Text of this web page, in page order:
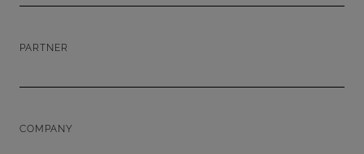
PARTNER
COMPANY